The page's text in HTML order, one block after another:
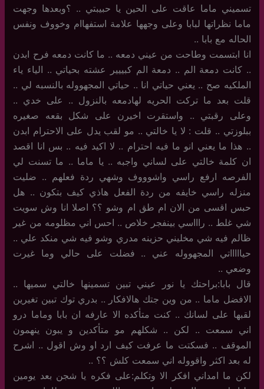
تسميني ماما عاقت على الحين يا حبيبتي .. ؟وبعدها وجهت
ماما نظراتها لبابا وعلى وجهها علامة استفهاام وخووف ونفس
الحاله مع بابا ..
انا ابتسمت وطاحت من عيني دمعه .. ما كانت دمعه فرح ابدن
.. كانت دمعة الم .. دمعة الم كبييير عشته بحياتي .. الياء ياء
الملكيه صح .. يعني حياتي انا .. حياتي المجهووله بالنسبه لي ..
قلت بعد ما تركت الحريه لهادمعه بالنزول .. على خدي ..
وعلى رقبتي .. واستقرت اخيرن على شكل بقعه صغيره
ببلوزتي .. قلت : لا يا خالتي .. مو لقب يدل على الاحترام ابدن
.. هذا ما يعني انو ما فيه احترام .. لا اكيد فيه .. بس انا اقصد
ان كلمة خالتي على لساني واجبه .. يا ماما .. ما تسنت لي
الفرصه ارفع راسي واشوووف وشهي ردة فعلهم .. ضليت
منزله راسي خايفه من ردة الفعل هاذي كيف بتكون .. هل
حبس اقسى من الان ام طق ام وشو ؟؟ اصلا انا وش سويت
شي غلط .. راااسي بينفجر خلاص .. احس اني مظلومه من غير
ظالم فيه شي مخليني حزينه مدري وشو فيه شي منكد علي ..
حياااااتي المجهووله عني .. فضلت على حالي وما غيرت
وضعي ..
قال بابا:براحتك يا نور عيني تبين تسمينها خالتي سميها ..
الافضل ماما .. من وين جتك هالافكار .. بدري توك تبين تغيرين
لقبها على لسانك .. كنت متأكده الا عارفه ان بابا وماما درو
اني سمعت .. لكن .. شكلهم مو متأكدين و يبون ينهمون
الموقف .. فسكتت ما عرفت كيف ارد او وش اقول .. اشرح
له بعد اكثر واقووله اني سمعت كلش ؟؟ ..
لكن ما امداني افكر الا وتكلم:على فكره يا شجن بعد يومين